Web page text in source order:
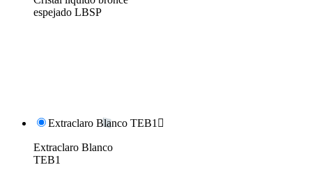
espejado LBSP
Extraclaro Blanco TEB1 
Extraclaro Blanco
TEB1